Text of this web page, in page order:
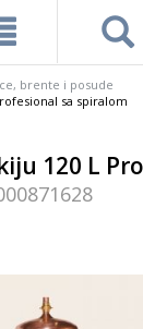
brente i posude
sa spiralom
120 L